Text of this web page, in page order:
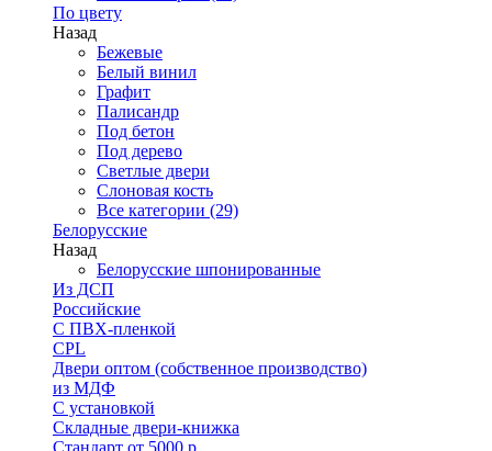
По цвету
Назад
Бежевые
Белый винил
Графит
Палисандр
Под бетон
Под дерево
Светлые двери
Слоновая кость
Все категории (29)
Белорусские
Назад
Белорусские шпонированные
Из ДСП
Российские
C ПВХ-пленкой
CPL
Двери оптом (собственное производство)
из МДФ
С установкой
Складные двери-книжка
Стандарт от 5000 р.